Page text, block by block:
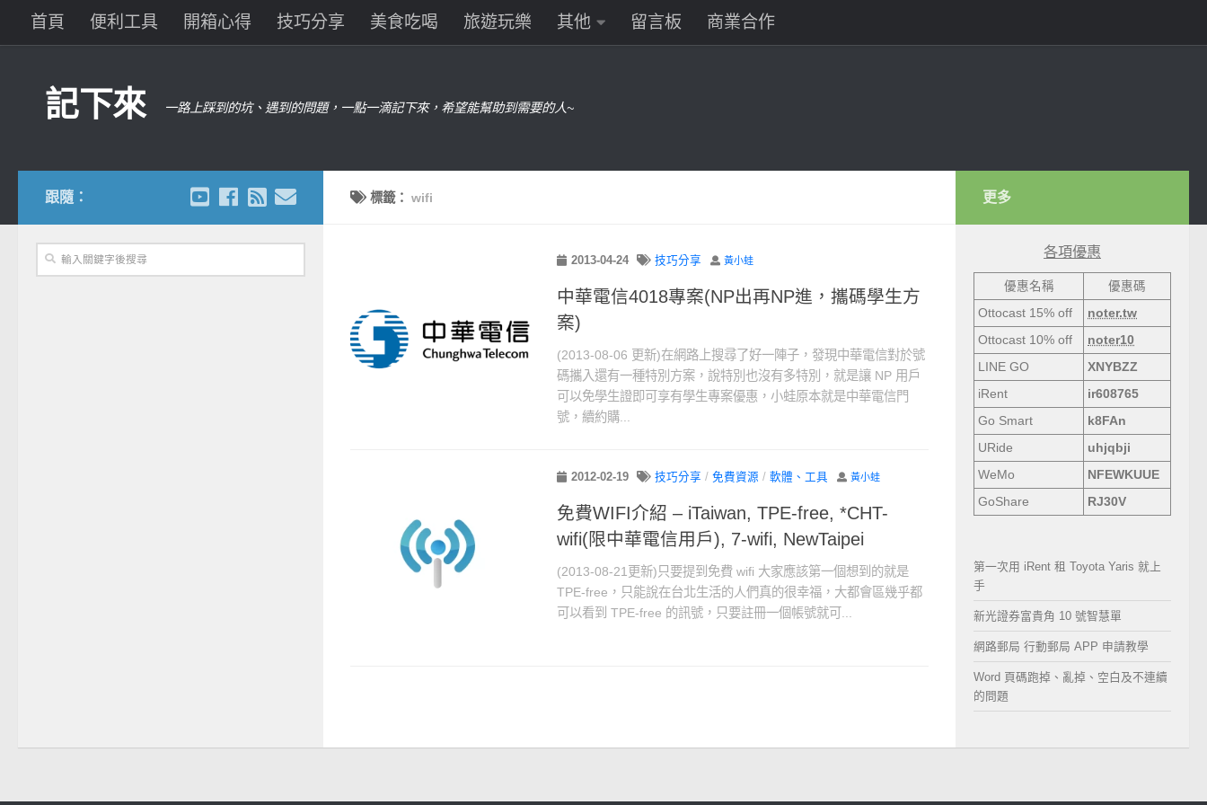
首頁 便利工具 開箱心得 技巧分享 美食吃喝 旅遊玩樂 其他 留言板 商業合作
記下來 一路上踩到的坑、遇到的問題，一點一滴記下來，希望能幫助到需要的人~
標籤：wifi
2013-04-24 技巧分享 黃小蛙
中華電信4018專案(NP出再NP進，攜碼學生方
案)
(2013-08-06 更新)在網路上搜尋了好一陣子，發現中華電信對於號
碼攜入還有一種特別方案，說特別也沒有多特別，就是讓 NP 用戶
可以免學生證即可享有學生專案優惠，小蛙原本就是中華電信門
號，續約購...
2012-02-19 技巧分享 / 免費資源 / 軟體、工具 黃小蛙
免費WIFI介紹 – iTaiwan, TPE-free, *CHT-
wifi(限中華電信用戶), 7-wifi, NewTaipei
(2013-08-21更新)只要提到免費 wifi 大家應該第一個想到的就是
TPE-free，只能說在台北生活的人們真的很幸福，大都會區幾乎都
可以看到 TPE-free 的訊號，只要註冊一個帳號就可...
跟隨： 更多
各項優惠
優惠名稱
優惠碼
Ottocast 15% off
noter.tw
Ottocast 10% off
noter10
LINE GO
XNYBZZ
iRent
ir608765
Go Smart
k8FAn
URide
uhjqbji
WeMo
NFEWKUUE
GoShare
RJ30V
第一次用 iRent 租 Toyota Yaris 就上
手
新光證券富貴角 10 號智慧單
網路郵局 行動郵局 APP 申請教學
Word 頁碼跑掉、亂掉、空白及不連續
的問題